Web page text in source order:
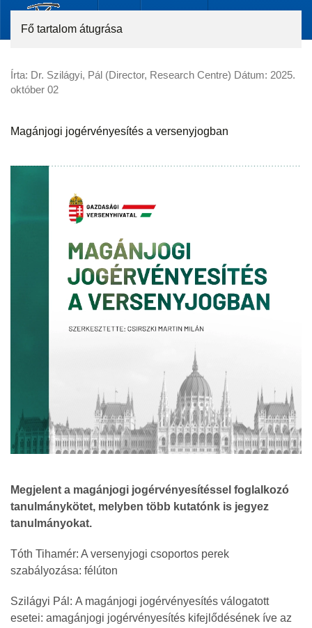
Fő tartalom átugrása
Írta: Dr. Szilágyi, Pál (Director, Research Centre) Dátum: 2025.
október 02
Magánjogi jogérvényesítés a versenyjogban
Megjelent a magánjogi jogérvényesítéssel foglalkozó
tanulmánykötet, melyben több kutatónk is jegyez
tanulmányokat.
Tóth Tihamér: A versenyjogi csoportos perek
szabályozása: félúton
Szilágyi Pál: A magánjogi jogérvényesítés válogatott
esetei: amagánjogi jogérvényesítés kifejlődésének íve az